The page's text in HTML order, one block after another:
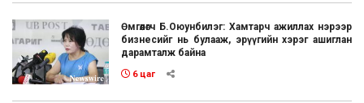
Өмгөөлөгч Б.Оюунбилэг: Хамтарч ажиллах нэрээр
бизнесийг нь булааж, эрүүгийн хэрэг ашиглан
дарамталж байна
6 цаг